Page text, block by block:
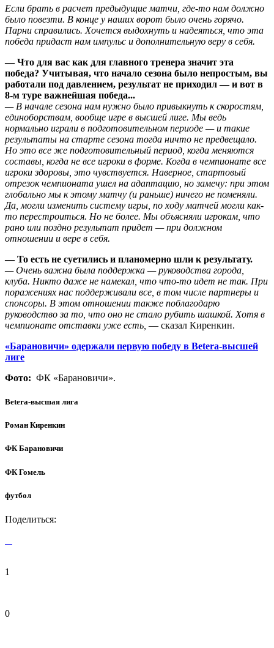
Если брать в расчет предыдущие матчи, где-то нам должно
было повезти. В конце у наших ворот было очень горячо.
Парни справились. Хочется выдохнуть и надеяться, что эта
победа придаст нам импульс и дополнительную веру в себя.
— Что для вас как для главного тренера значит эта
победа? Учитывая, что начало сезона было непростым, вы
работали под давлением, результат не приходил — и вот в
8-м туре важнейшая победа...
— В начале сезона нам нужно было привыкнуть к скоростям,
единоборствам, вообще игре в высшей лиге. Мы ведь
нормально играли в подготовительном периоде — и такие
результаты на старте сезона тогда ничто не предвещало.
Но это все же подготовительный период, когда меняются
составы, когда не все игроки в форме. Когда в чемпионате все
игроки здоровы, это чувствуется. Наверное, стартовый
отрезок чемпионата ушел на адаптацию, но замечу: при этом
глобально мы к этому матчу (и раньше) ничего не поменяли.
Да, могли изменить систему игры, по ходу матчей могли как-
то перестроиться. Но не более. Мы объясняли игрокам, что
рано или поздно результат придет — при должном
отношении и вере в себя.
— То есть не суетились и планомерно шли к результату.
— Очень важна была поддержка — руководства города,
клуба. Никто даже не намекал, что что-то идет не так. При
поражениях нас поддерживали все, в том числе партнеры и
спонсоры. В этом отношении также поблагодарю
руководство за то, что оно не стало рубить шашкой. Хотя в
чемпионате отставки уже есть, — сказал Киренкин.
«Барановичи» одержали первую победу в Betera-высшей
лиге
Фото: ФК «Барановичи».
Betera-высшая лига
Роман Киренкин
ФК Барановичи
ФК Гомель
футбол
Поделиться:
1
0